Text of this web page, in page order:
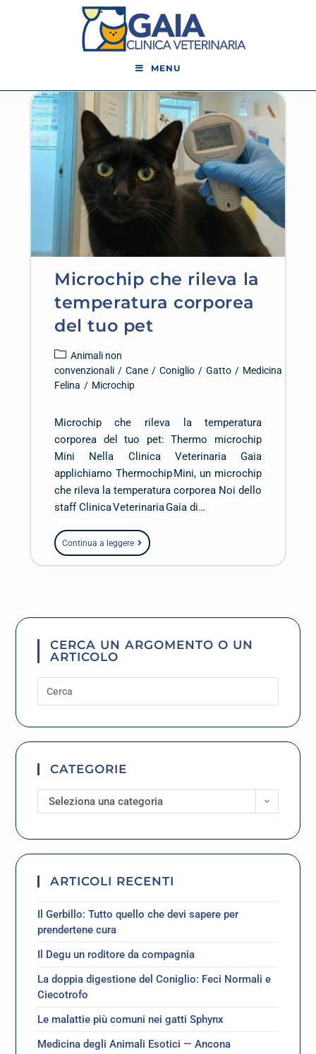
MENU
Microchip che rileva la
temperatura corporea
del tuo pet
Animali non
convenzionali / Cane / Coniglio / Gatto / Medicina
Felina / Microchip
Microchip che rileva la temperatura
corporea del tuo pet: Thermo microchip
Mini Nella Clinica Veterinaria Gaia
applichiamo Thermochip Mini, un microchip
che rileva la temperatura corporea Noi dello
staff Clinica Veterinaria Gaia di…
Continua a leggere
CERCA UN ARGOMENTO O UN
ARTICOLO
CATEGORIE
Seleziona una categoria
ARTICOLI RECENTI
Il Gerbillo: Tutto quello che devi sapere per
prendertene cura
Il Degu un roditore da compagnia
La doppia digestione del Coniglio: Feci Normali e
Ciecotrofo
Le malattie più comuni nei gatti Sphynx
Medicina degli Animali Esotici — Ancona